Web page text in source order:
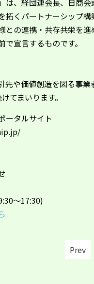
は、経団連会長、日商
拓くパートナーシップ
との連携・共存共栄を
宣言するものです。
先や価値創造を図る事
てまいります。
ータルサイト
～17:30)
Prev